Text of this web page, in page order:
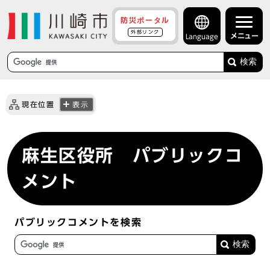
防災ポータル
外部リンク
Language メニュー
検索
現在位置 表示
麻生区役所 パブリックコ
メント
パブリックコメントを検索